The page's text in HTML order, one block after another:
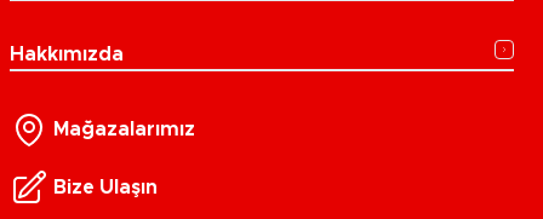
Hakkımızda
Mağazalarımız
Bize Ulaşın